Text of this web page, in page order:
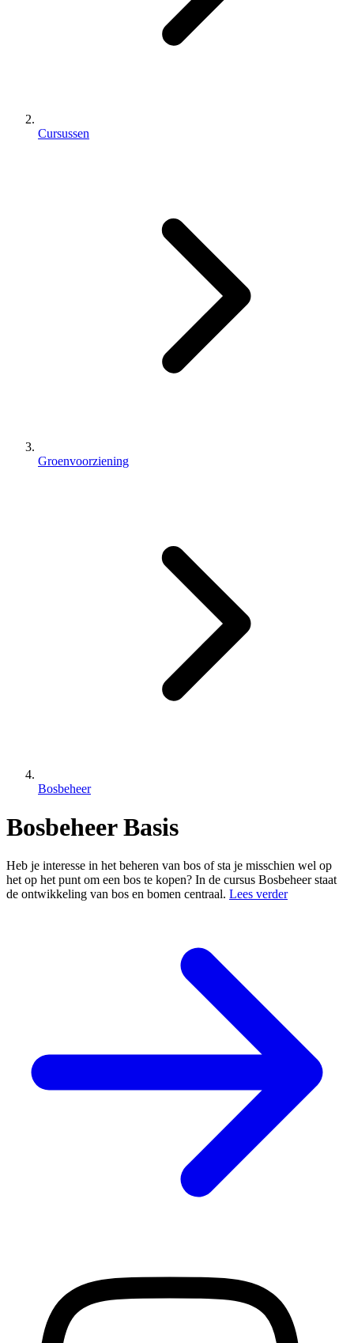
Cursussen
Groenvoorziening
Bosbeheer
Bosbeheer Basis
Heb je interesse in het beheren van bos of sta je misschien wel op
het op het punt om een bos te kopen? In de cursus Bosbeheer staat
de ontwikkeling van bos en bomen centraal. Lees verder